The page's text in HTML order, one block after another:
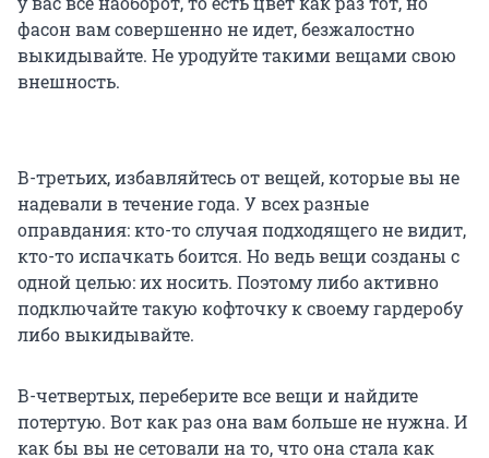
фасон вам совершенно не идет, безжалостно
выкидывайте. Не уродуйте такими вещами свою
внешность.
В-третьих, избавляйтесь от вещей, которые вы не
надевали в течение года. У всех разные
оправдания: кто-то случая подходящего не видит,
кто-то испачкать боится. Но ведь вещи созданы с
одной целью: их носить. Поэтому либо активно
подключайте такую кофточку к своему гардеробу
либо выкидывайте.
В-четвертых, переберите все вещи и найдите
потертую. Вот как раз она вам больше не нужна. И
как бы вы не сетовали на то, что она стала как